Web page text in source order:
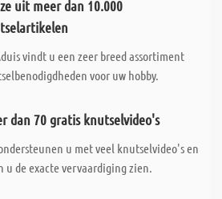
uit meer dan 10.000
vindt u een zeer breed assortiment
voor uw hobby.
dan 70 gratis knutselvideo's
u met veel knutselvideo's en
u de exacte vervaardiging zien.